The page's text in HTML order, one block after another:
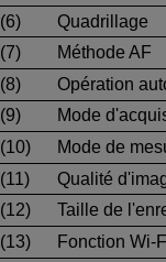
(6)
Quadrillage
(7)
Méthode AF
(8)
Opération
(9)
Mode
(10)
Mode de
(11)
Qualité
(12)
Taille de
(13)
Fonction Wi-